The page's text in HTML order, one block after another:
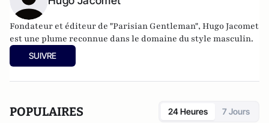
Fondateur et éditeur de "Parisian Gentleman", Hugo Jacomet
est une plume reconnue dans le domaine du style masculin.
SUIVRE
POPULAIRES 24 Heures 7 Jours